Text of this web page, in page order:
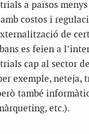
a països menys
costos i
de
es feien a
cap al sector
exemple, neteja,
també
etc.).